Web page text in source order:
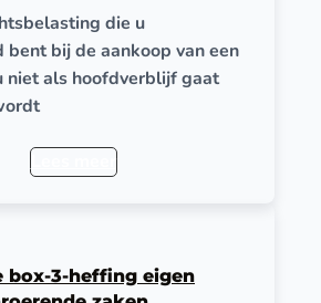
die u
bent bij de aankoop van een
niet als hoofdverblijf gaat
box-3-heffing eigen